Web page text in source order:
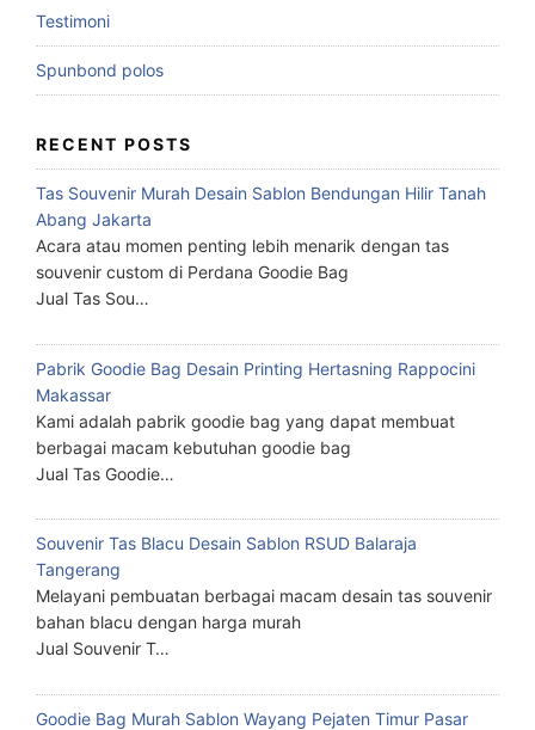
Testimoni
Spunbond polos
RECENT POSTS
Tas Souvenir Murah Desain Sablon Bendungan Hilir Tanah
Abang Jakarta
Acara atau momen penting lebih menarik dengan tas
souvenir custom di Perdana Goodie Bag
Jual Tas Sou…
Pabrik Goodie Bag Desain Printing Hertasning Rappocini
Makassar
Kami adalah pabrik goodie bag yang dapat membuat
berbagai macam kebutuhan goodie bag
Jual Tas Goodie…
Souvenir Tas Blacu Desain Sablon RSUD Balaraja
Tangerang
Melayani pembuatan berbagai macam desain tas souvenir
bahan blacu dengan harga murah
Jual Souvenir T…
Goodie Bag Murah Sablon Wayang Pejaten Timur Pasar